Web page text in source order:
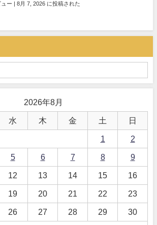
ー | 8月 7, 2026 に投稿された
2026年8月
水 木 金 土 日
1 2
5 6 7 8 9
12 13 14 15 16
19 20 21 22 23
26 27 28 29 30